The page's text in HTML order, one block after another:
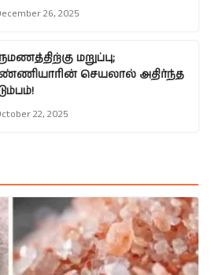
26, 2025
மறுப்பு;
செயலால் அதிர்ந்த
22, 2025